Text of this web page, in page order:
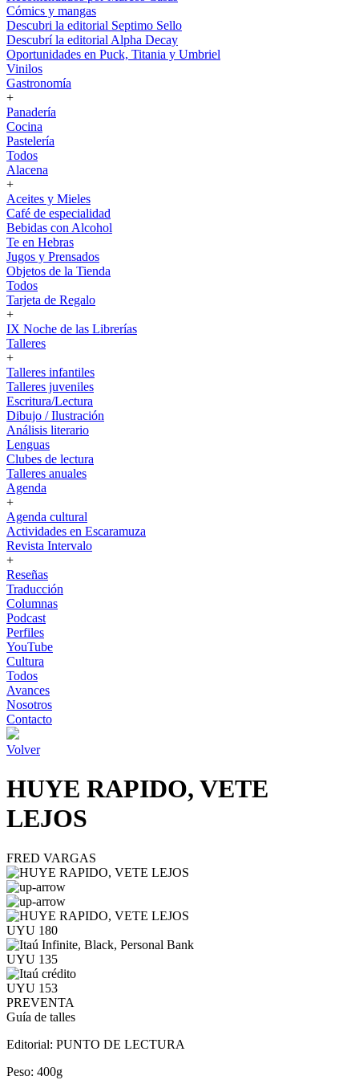
Cómics y mangas
Descubri la editorial Septimo Sello
Descubrí la editorial Alpha Decay
Oportunidades en Puck, Titania y Umbriel
Vinilos
Gastronomía
+
Panadería
Cocina
Pastelería
Todos
Alacena
+
Aceites y Mieles
Café de especialidad
Bebidas con Alcohol
Te en Hebras
Jugos y Prensados
Objetos de la Tienda
Todos
Tarjeta de Regalo
+
IX Noche de las Librerías
Talleres
+
Talleres infantiles
Talleres juveniles
Escritura/Lectura
Dibujo / Ilustración
Análisis literario
Lenguas
Clubes de lectura
Talleres anuales
Agenda
+
Agenda cultural
Actividades en Escaramuza
Revista Intervalo
+
Reseñas
Traducción
Columnas
Podcast
Perfiles
YouTube
Cultura
Todos
Avances
Nosotros
Contacto
Volver
HUYE RAPIDO, VETE
LEJOS
FRED VARGAS
UYU 180
UYU 135
UYU 153
PREVENTA
Guía de talles
Editorial: PUNTO DE LECTURA
Peso: 400g